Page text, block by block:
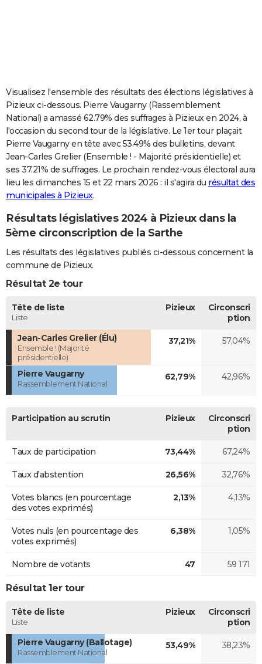
Carte de Noël
Carte Bonne année
Carte Saint-Valentin
Carte Pâques
Carte d'anniversaire
DICTIONNAIRE
Dictionnaire
Biographies
Citations
Expressions
Proverbes
PROGRAMME TV
COPAINS D'AVANT
S'inscrire
Se connecter
Lycées
Collèges
Primaires
Universités
Entreprises
Service militaire
Avis de recherche
AVIS DE DÉCÈS
Visualisez l'ensemble des résultats des élections législatives à
Pizieux ci-dessous. Pierre Vaugarny (Rassemblement
National) a amassé 62.79% des suffrages à Pizieux en 2024, à
l'occasion du second tour de la législative. Le 1er tour plaçait
Pierre Vaugarny en tête avec 53.49% des bulletins, devant
Jean-Carles Grelier (Ensemble ! - Majorité présidentielle) et
ses 37.21% de suffrages. Le prochain rendez-vous électoral aura
lieu les dimanches 15 et 22 mars 2026 : il s'agira du résultat des
municipales à Pizieux.
Résultats législatives 2024 à Pizieux dans la
5ème circonscription de la Sarthe
Les résultats des législatives publiés ci-dessous concernent la
commune de Pizieux.
Résultat 2e tour
Tête de liste
Liste
Pizieux
Circonscri
ption
Jean-Carles Grelier (Élu)
Ensemble ! (Majorité
présidentielle)
37,21% 57,04%
Pierre Vaugarny
Rassemblement National
62,79% 42,96%
Participation au scrutin Pizieux
Circonscri
ption
Taux de participation 73,44% 67,24%
Taux d'abstention 26,56% 32,76%
Votes blancs (en pourcentage
des votes exprimés)
2,13% 4,13%
Votes nuls (en pourcentage des
votes exprimés)
6,38% 1,05%
Nombre de votants 47 59 171
Résultat 1er tour
Tête de liste
Liste
Pizieux
Circonscri
ption
Pierre Vaugarny (Ballotage)
Rassemblement National
53,49% 38,23%